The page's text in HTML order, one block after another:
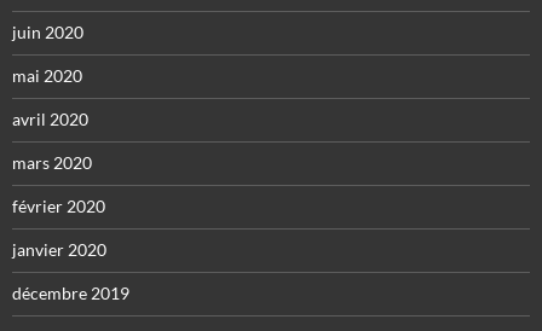
juin 2020
mai 2020
avril 2020
mars 2020
février 2020
janvier 2020
décembre 2019